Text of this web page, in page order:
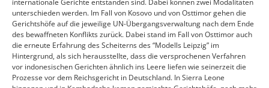
internationale Gerichte entstanden sind. Dabei können zwei Modalitäten
unterschieden werden. Im Fall von Kosovo und von Osttimor gehen die
Gerichtshöfe auf die jeweilige UN-Übergangsverwaltung nach dem Ende
des bewaffneten Konflikts zurück. Dabei stand im Fall von Osttimor auch
die erneute Erfahrung des Scheiterns des “Modells Leipzig” im
Hintergrund, als sich herausstellte, dass die versprochenen Verfahren
vor indonesischen Gerichten ähnlich ins Leere liefen wie seinerzeit die
Prozesse vor dem Reichsgericht in Deutschland. In Sierra Leone